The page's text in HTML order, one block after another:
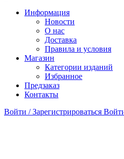
Информация
Новости
О нас
Доставка
Правила и условия
Магазин
Категории изданий
Избранное
Предзаказ
Контакты
Войти / Зарегистрироваться